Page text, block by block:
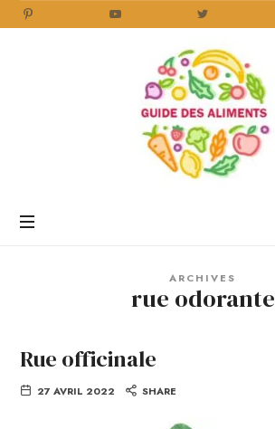
Aliments
ARCHIVES
rue odorante
Rue officinale
27 AVRIL 2022 SHARE